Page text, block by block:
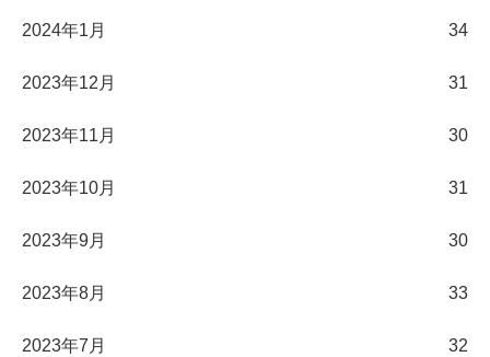
2024年1月 34
2023年12月 31
2023年11月 30
2023年10月 31
2023年9月 30
2023年8月 33
2023年7月 32